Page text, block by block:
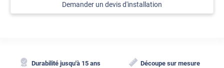
Demander un devis d'installation
Durabilité jusqu'à 15 ans Découpe sur mesure